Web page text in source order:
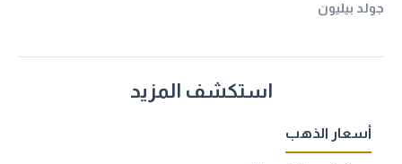
جولد بيليون
استكشف المزيد
أسعار الذهب